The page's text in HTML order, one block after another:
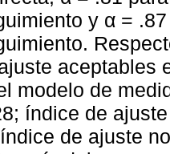
y α =
aceptables
modelo de
índice de
de ajuste